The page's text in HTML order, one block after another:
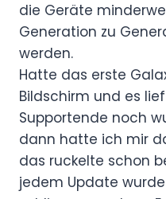
die Geräte
Generation zu
werden.
Hatte das erste
Bildschirm und es
Supportende noch
dann hatte ich mir
das ruckelte schon
jedem Update